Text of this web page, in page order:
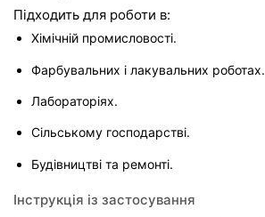
Підходить для роботи в:
Хімічній промисловості.
Фарбувальних і лакувальних роботах.
Лабораторіях.
Сільському господарстві.
Будівництві та ремонті.
Інструкція із застосування